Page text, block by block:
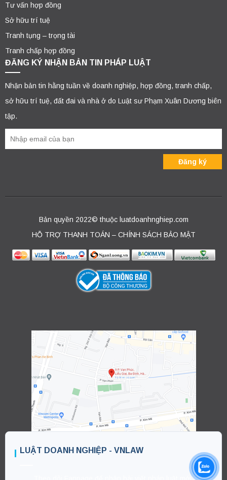
Tư vấn hợp đồng
Sở hữu trí tuệ
Tranh tụng – trọng tài
Tranh chấp hợp đồng
ĐĂNG KÝ NHẬN BẢN TIN PHÁP LUẬT
Nhận bản tin hằng tuần về doanh nghiệp, hợp đồng, tranh chấp,
sở hữu trí tuệ, đất đai và nhà ở do Luật sư Phạm Xuân Dương biên
tập.
Bản quyền 2022© thuộc luatdoanhnghiep.com
HỖ TRỢ THANH TOÁN – CHÍNH SÁCH BẢO MẬT
LUẬT DOANH NGHIỆP - VNLAW